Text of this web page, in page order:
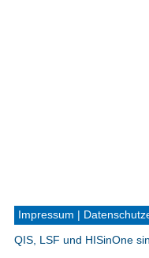
Impressum
QIS, LSF und HISinOne